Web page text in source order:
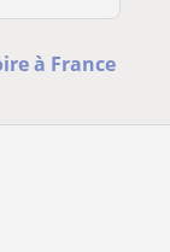
à France